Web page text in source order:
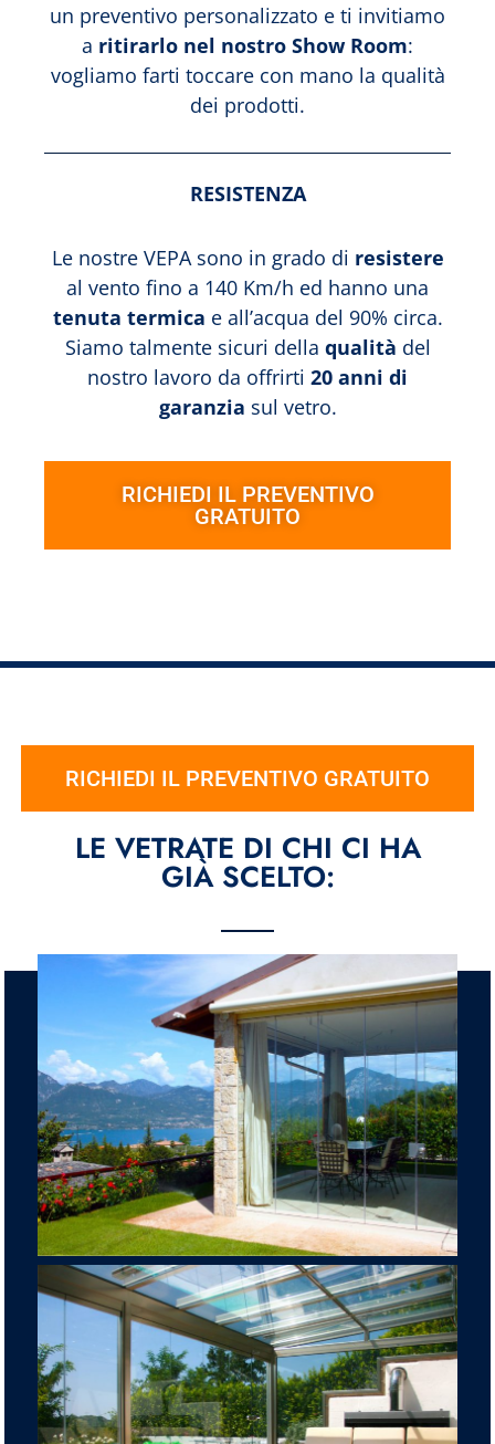
un preventivo personalizzato e ti invitiamo
a ritirarlo nel nostro Show Room:
vogliamo farti toccare con mano la qualità
dei prodotti.
RESISTENZA
Le nostre VEPA sono in grado di resistere
al vento fino a 140 Km/h ed hanno una
tenuta termica e all’acqua del 90% circa.
Siamo talmente sicuri della qualità del
nostro lavoro da offrirti 20 anni di
garanzia sul vetro.
RICHIEDI IL PREVENTIVO
GRATUITO
RICHIEDI IL PREVENTIVO GRATUITO
LE VETRATE DI CHI CI HA
GIÀ SCELTO: